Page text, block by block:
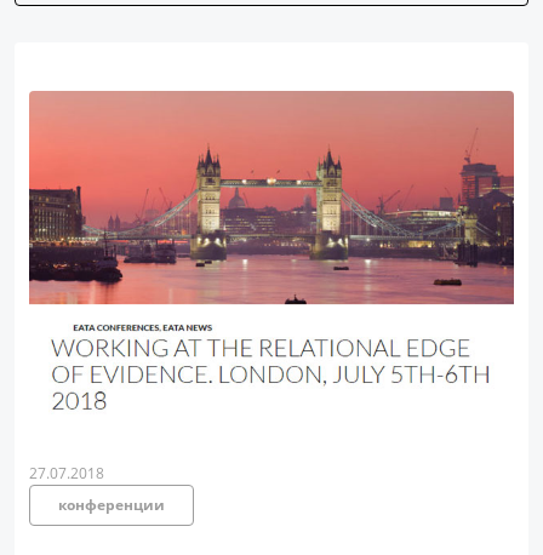
27.07.2018
конференции